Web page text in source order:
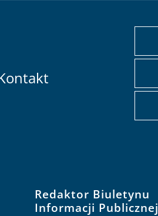
Redaktor Biuletynu
Informacji Publicznej